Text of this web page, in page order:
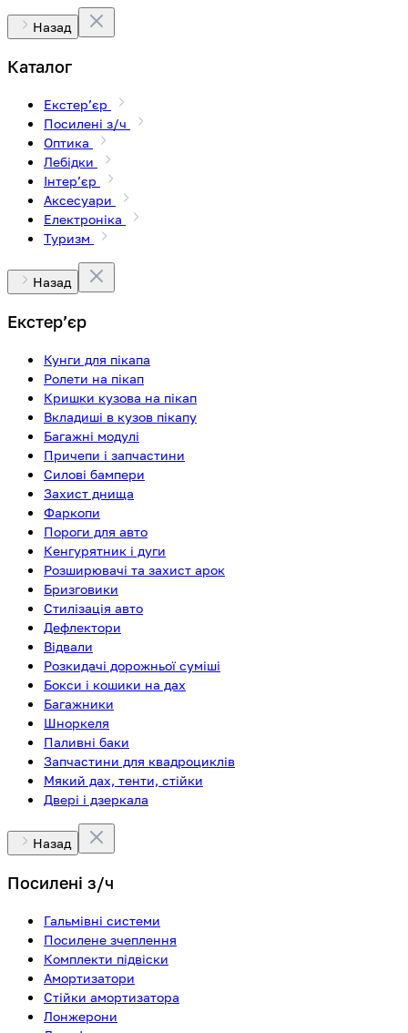
Назад
Каталог
Екстерʼєр
Посилені з/ч
Оптика
Лебідки
Інтерʼєр
Аксесуари
Електроніка
Туризм
Назад
Екстерʼєр
Кунги для пікапа
Ролети на пікап
Кришки кузова на пікап
Вкладиші в кузов пікапу
Багажні модулі
Причепи і запчастини
Силові бампери
Захист днища
Фаркопи
Пороги для авто
Кенгурятник і дуги
Розширювачі та захист арок
Бризговики
Стилізація авто
Дефлектори
Відвали
Розкидачі дорожньої суміші
Бокси і кошики на дах
Багажники
Шноркеля
Паливні баки
Запчастини для квадроциклів
Мякий дах, тенти, стійки
Двері і дзеркала
Назад
Посилені з/ч
Гальмівні системи
Посилене зчеплення
Комплекти підвіски
Амортизатори
Стійки амортизатора
Лонжерони